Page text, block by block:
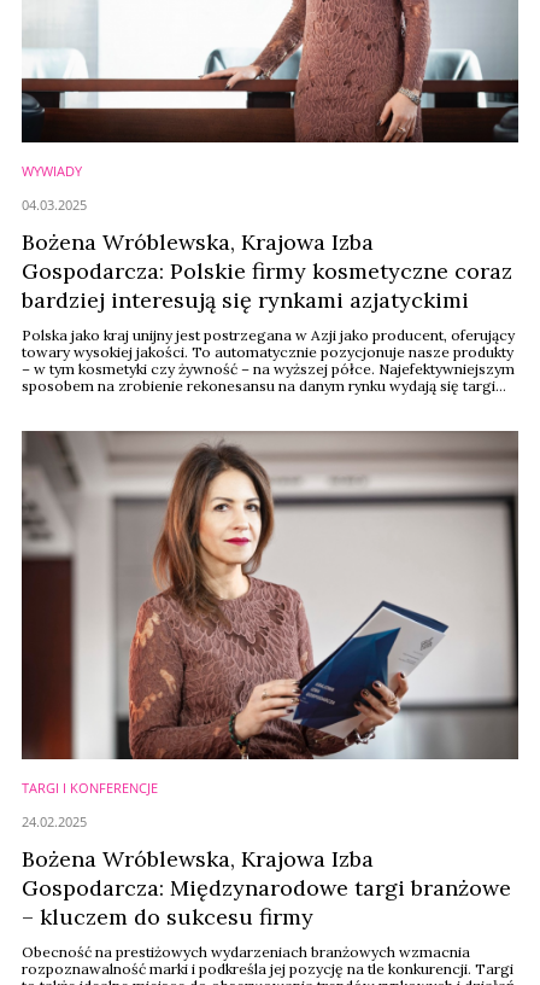
WYWIADY
Bożena Wróblewska, Krajowa Izba
Gospodarcza: Polskie firmy kosmetyczne coraz
bardziej interesują się rynkami azjatyckimi
Polska jako kraj unijny jest postrzegana w Azji jako producent, oferujący
towary wysokiej jakości. To automatycznie pozycjonuje nasze produkty
– w tym kosmetyki czy żywność – na wyższej półce. Najefektywniejszym
sposobem na zrobienie rekonesansu na danym rynku wydają się targi
04.03.2025
TARGI I KONFERENCJE
Bożena Wróblewska, Krajowa Izba
Gospodarcza: Międzynarodowe targi branżowe
– kluczem do sukcesu firmy
Obecność na prestiżowych wydarzeniach branżowych wzmacnia
rozpoznawalność marki i podkreśla jej pozycję na tle konkurencji. Targi
24.02.2025